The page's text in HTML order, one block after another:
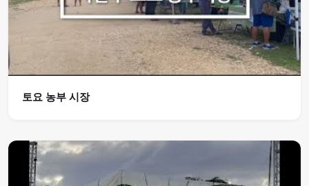
토요 농부 시장